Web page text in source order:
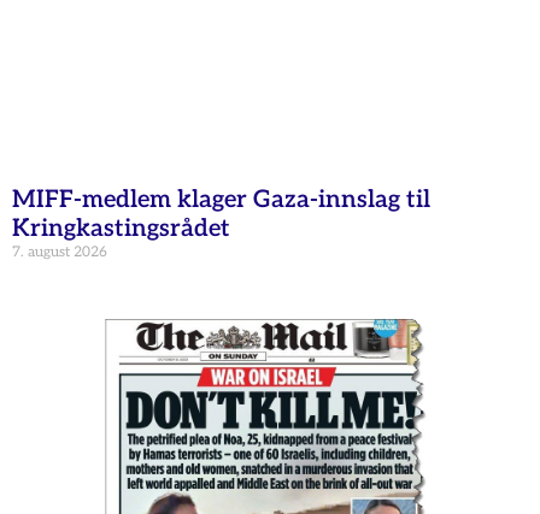
MIFF-medlem klager Gaza-innslag til
Kringkastingsrådet
7. august 2026